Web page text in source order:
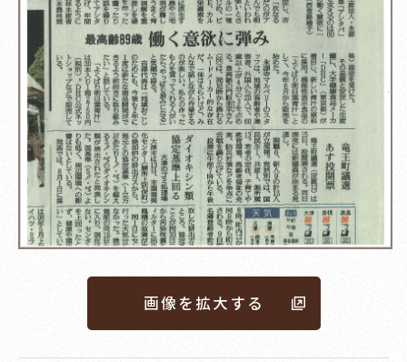
画像を拡大する